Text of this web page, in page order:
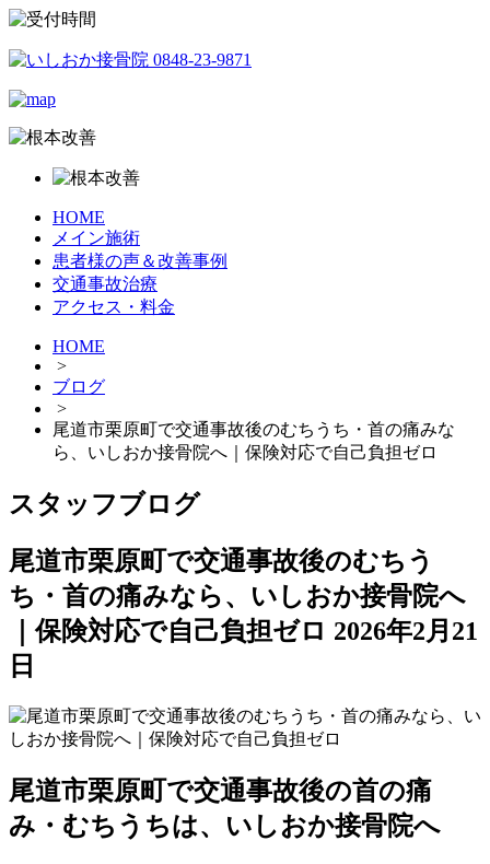
HOME
メイン施術
患者様の声＆改善事例
交通事故治療
アクセス・料金
HOME
>
ブログ
>
尾道市栗原町で交通事故後のむちうち・首の痛みな
ら、いしおか接骨院へ｜保険対応で自己負担ゼロ
スタッフブログ
尾道市栗原町で交通事故後のむちう
ち・首の痛みなら、いしおか接骨院へ
｜保険対応で自己負担ゼロ 2026年2月21
日
尾道市栗原町で交通事故後の首の痛
み・むちうちは、いしおか接骨院へ